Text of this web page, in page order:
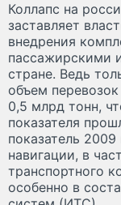
Коллапс на
заставляет
внедрения
пассажирскими
стране. Ведь
объем
0,5 млрд тонн,
показателя
показатель
навигации, в
транспортного
особенно в